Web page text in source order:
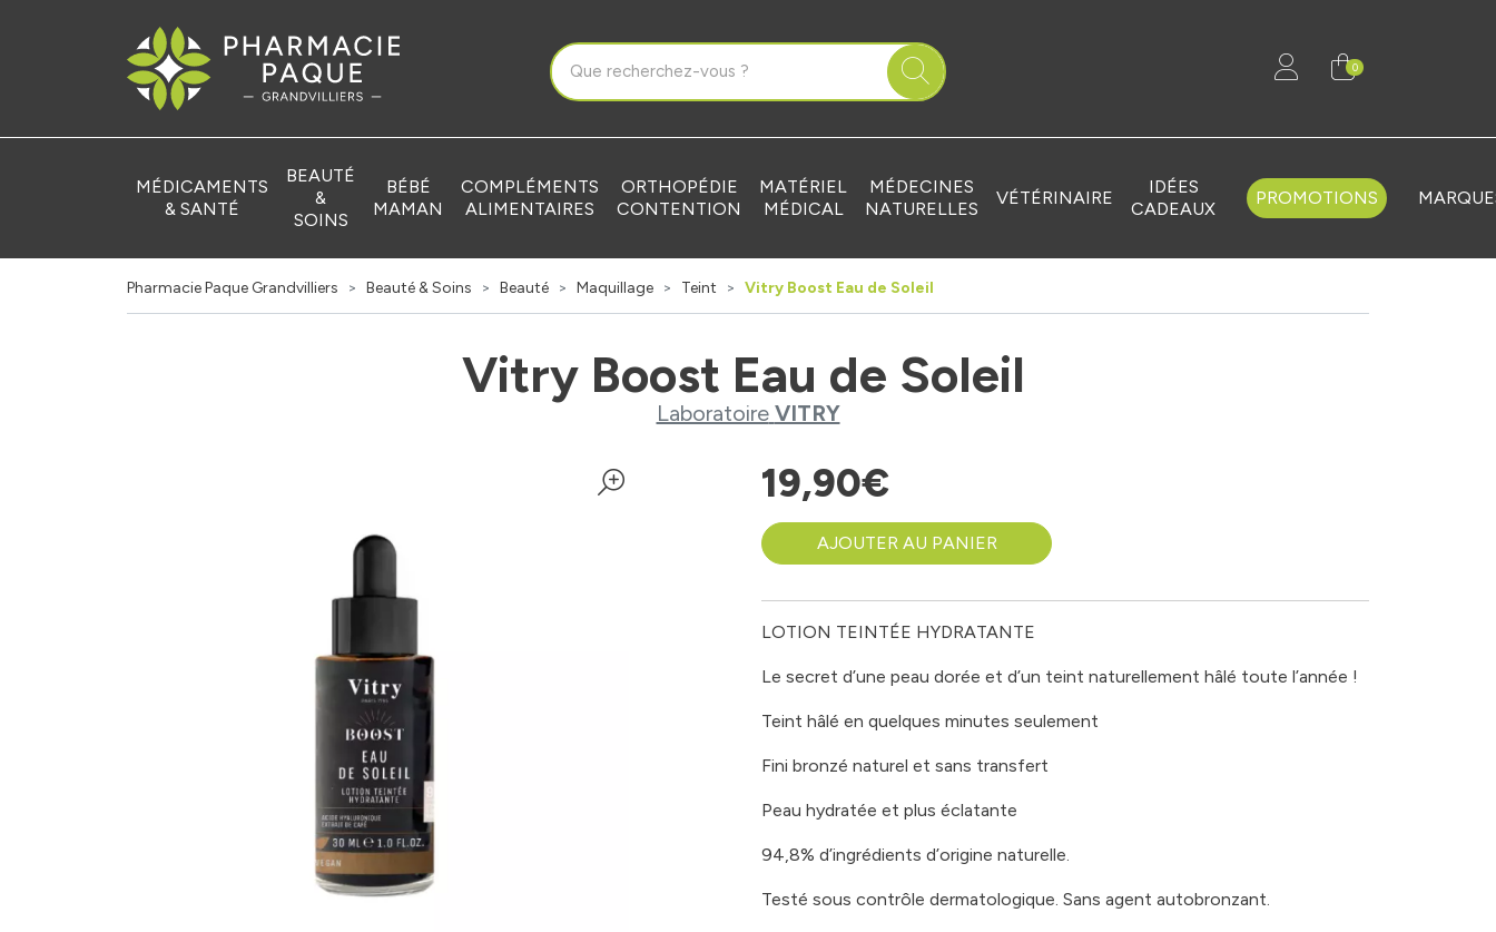
Pharmacie Paque Grandvilliers Votre pharmacie en ligne à votre service
0
MÉDICAMENTS
& SANTÉ
BEAUTÉ
&
SOINS
BÉBÉ
MAMAN
COMPLÉMENTS
ALIMENTAIRES
ORTHOPÉDIE
CONTENTION
MATÉRIEL
MÉDICAL
MÉDECINES
NATURELLES
VÉTÉRINAIRE
IDÉES
CADEAUX
PROMOTIONS
Pharmacie Paque Grandvilliers Beauté & Soins Beauté Maquillage Teint Vitry Boost Eau de Soleil
Vitry Boost Eau de Soleil
Laboratoire VITRY
19,90€
AJOUTER AU PANIER
LOTION TEINTÉE HYDRATANTE
Le secret d’une peau dorée et d’un teint naturellement hâlé toute l’année !
Teint hâlé en quelques minutes seulement
Fini bronzé naturel et sans transfert
Peau hydratée et plus éclatante
94,8% d’ingrédients d’origine naturelle.
Testé sous contrôle dermatologique. Sans agent autobronzant.